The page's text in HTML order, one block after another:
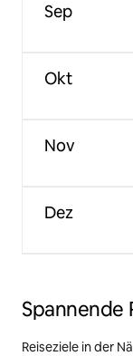
Sep
Okt
Nov
Dez
Spannende
Reiseziele in der